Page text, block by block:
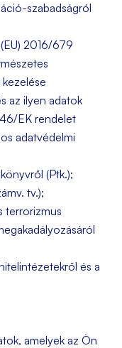
szabadságról
2016/679
az ilyen adatok
EK rendelet
adatvédelmi
(Ptk.);
tv.);
terrorizmus
és a
amelyek az Ön